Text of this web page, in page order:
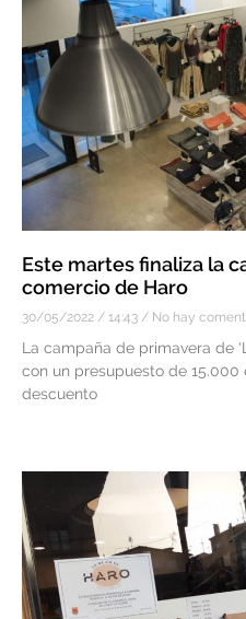
Este martes finaliza la
comercio de Haro
30/05/2022 14:43 No hay
La campaña de primavera de
con un presupuesto de 15.000
descuento